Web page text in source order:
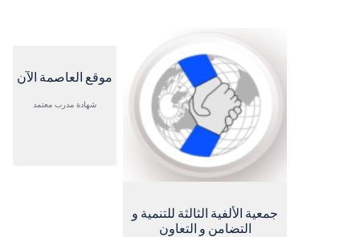
موقع العاصمة الآن
شهادة مدرب معتمد
جمعية الألفية الثالثة للتنمية و
التضامن و التعاون